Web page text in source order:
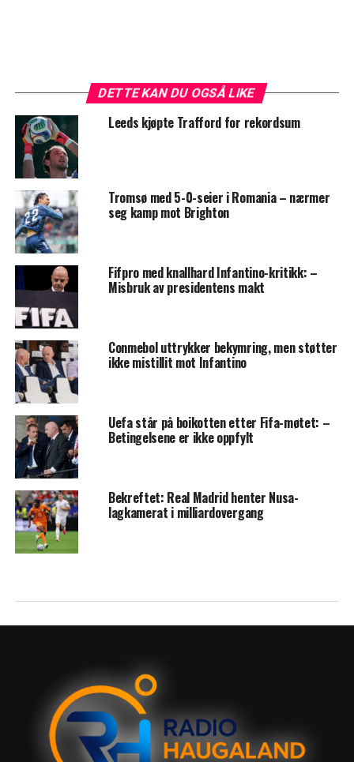
DETTE KAN DU OGSÅ LIKE
Leeds kjøpte Trafford for rekordsum
Tromsø med 5-0-seier i Romania – nærmer
seg kamp mot Brighton
Fifpro med knallhard Infantino-kritikk: –
Misbruk av presidentens makt
Conmebol uttrykker bekymring, men støtter
ikke mistillit mot Infantino
Uefa står på boikotten etter Fifa-møtet: –
Betingelsene er ikke oppfylt
Bekreftet: Real Madrid henter Nusa-
lagkamerat i milliardovergang